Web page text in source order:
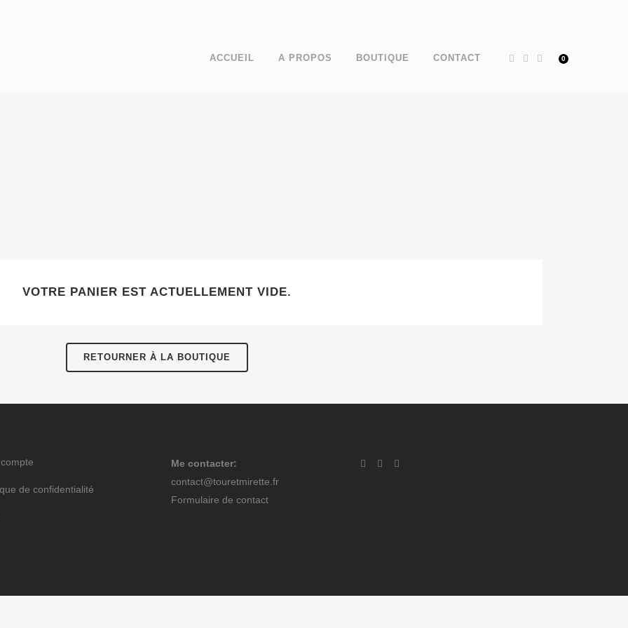
0
ACCUEIL A PROPOS BOUTIQUE CONTACT
VOTRE PANIER EST ACTUELLEMENT VIDE.
RETOURNER À LA BOUTIQUE
de confidentialité
Me contacter:
contact@touretmirette.fr
Formulaire de contact